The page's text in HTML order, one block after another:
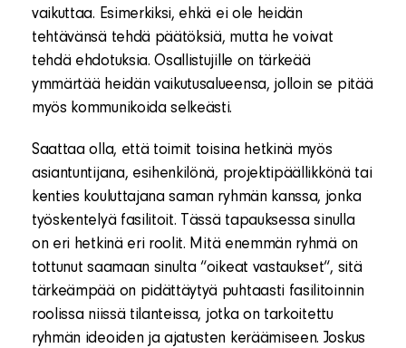
vaikuttaa. Esimerkiksi, ehkä ei ole heidän
tehtävänsä tehdä päätöksiä, mutta he voivat
tehdä ehdotuksia. Osallistujille on tärkeää
ymmärtää heidän vaikutusalueensa, jolloin se pitää
myös kommunikoida selkeästi.
Saattaa olla, että toimit toisina hetkinä myös
asiantuntijana, esihenkilönä, projektipäällikkönä tai
kenties kouluttajana saman ryhmän kanssa, jonka
työskentelyä fasilitoit. Tässä tapauksessa sinulla
on eri hetkinä eri roolit. Mitä enemmän ryhmä on
tottunut saamaan sinulta “oikeat vastaukset“, sitä
tärkeämpää on pidättäytyä puhtaasti fasilitoinnin
roolissa niissä tilanteissa, jotka on tarkoitettu
ryhmän ideoiden ja ajatusten keräämiseen. Joskus